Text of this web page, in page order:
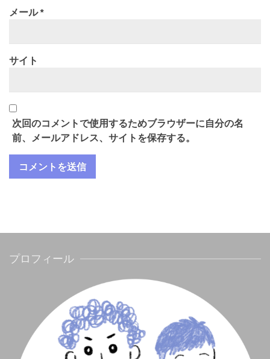
メール*
サイト
次回のコメントで使用するためブラウザーに自分の名
前、メールアドレス、サイトを保存する。
プロフィール